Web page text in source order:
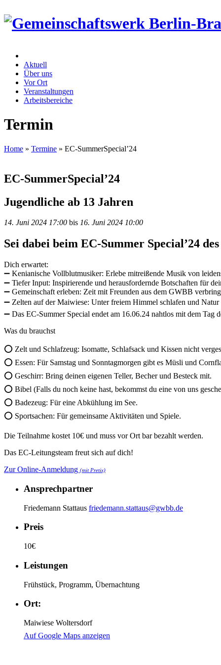
Aktuell
Über uns
Vor Ort
Veranstaltungen
Arbeitsbereiche
Termin
Home » Termine » EC-SummerSpecial’24
EC-SummerSpecial’24
Jugendliche ab 13 Jahren
14. Juni 2024 17:00 bis 16. Juni 2024 10:00
Sei dabei beim EC-Summer Special’24
Dich erwartet:
➖️ Kenianische Vollblutmusiker: Erlebe mitreißende Musik von
➖️ Tiefer Input: Inspirierende und herausfordernde Botschaften für
➖️ Gemeinschaft erleben: Zeit mit Freunden aus dem GWBB
➖️ Zelten auf der Maiwiese: Unter freiem Himmel schlafen und
➖️ Das EC-Summer Special endet am 16.06.24 nahtlos mit dem Tag
Was du brauchst
⭕️ Zelt und Schlafzeug: Isomatte, Schlafsack und Kissen nicht
⭕️ Essen: Für Samstag und Sonntagmorgen gibt es Müsli und
⭕️ Geschirr: Bring deinen eigenen Teller, Becher und Besteck mit.
⭕️ Bibel (Falls du noch keine hast, bekommst du eine von uns
⭕️ Badezeug: Für eine Abkühlung im See.
⭕️ Sportsachen: Für gemeinsame Aktivitäten und Spiele.
Die Teilnahme kostet 10€ und muss vor Ort bar bezahlt werden.
Das EC-Leitungsteam freut sich auf dich!
Zur Online-Anmeldung (mit Pretix)
Ansprechpartner
Friedemann Stattaus friedemann.stattaus@gwbb.de
Preis
10€
Leistungen
Frühstück, Programm, Übernachtung
Ort:
Maiwiese Woltersdorf
Auf Google Maps anzeigen